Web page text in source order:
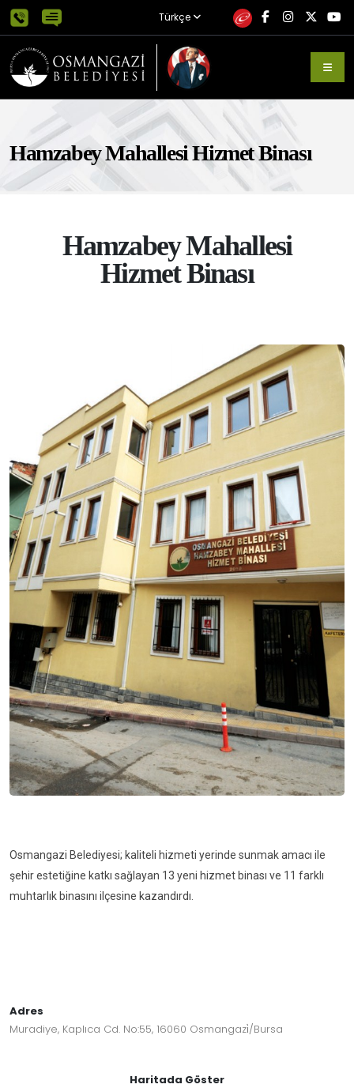
Türkçe
Hamzabey Mahallesi Hizmet Binası
Hamzabey Mahallesi
Hizmet Binası
Osmangazi Belediyesi; kaliteli hizmeti yerinde sunmak amacı ile
şehir estetiğine katkı sağlayan 13 yeni hizmet binası ve 11 farklı
muhtarlık binasını ilçesine kazandırdı.
Adres
Muradiye, Kaplıca Cd. No:55, 16060 Osmangazi̇/Bursa
Haritada Göster